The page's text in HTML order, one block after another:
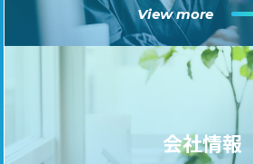
View more
会社情報